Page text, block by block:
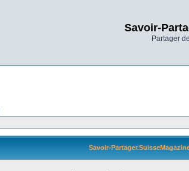
Savoir-
Partager
Savoir-